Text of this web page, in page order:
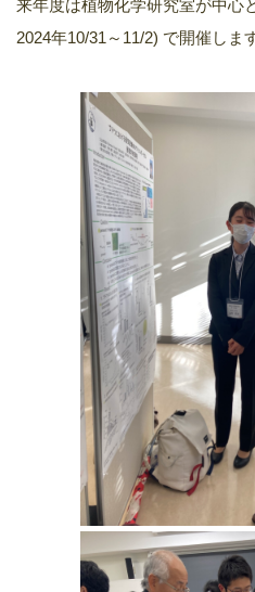
来年度は植物化学研究室が中心
2024年10/31～11/2) で開催しま